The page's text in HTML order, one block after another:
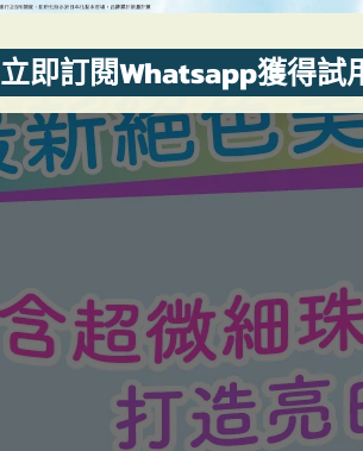
立即訂閱Whatsapp獲得試